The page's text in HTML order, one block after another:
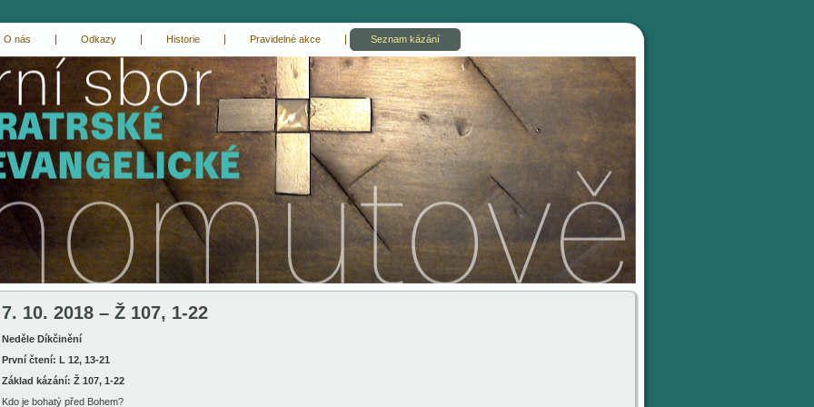
O nás Odkazy Historie Pravidelné akce Seznam kázání
7. 10. 2018 – Ž 107, 1-22
Neděle Díkčinění
První čtení: L 12, 13-21
Základ kázání: Ž 107, 1-22
Kdo je bohatý před Bohem?